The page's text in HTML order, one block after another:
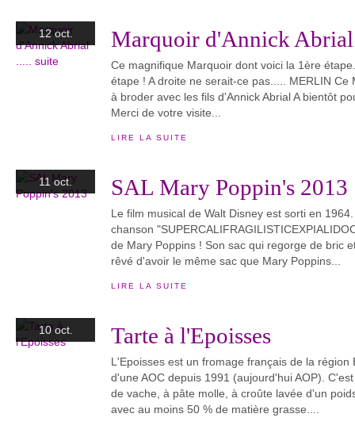
12 oct. Marquoir d'Annick Abrial
Ce magnifique Marquoir dont voici la 1ère
étape ! A droite ne serait-ce pas..... MERLIN
à broder avec les fils d'Annick Abrial A bientôt
Merci de votre visite...
LIRE LA SUITE
11 oct. SAL Mary Poppin's 2013
Le film musical de Walt Disney est sorti en
chanson
de Mary Poppins ! Son sac qui regorge de bric
rêvé d'avoir le même sac que Mary Poppins...
LIRE LA SUITE
10 oct. Tarte à l'Epoisses
L'Epoisses est un fromage français de la région
d'une AOC depuis 1991 (aujourd'hui AOP).
de vache, à pâte molle, à croûte lavée d'un
avec au moins 50 % de matière grasse....